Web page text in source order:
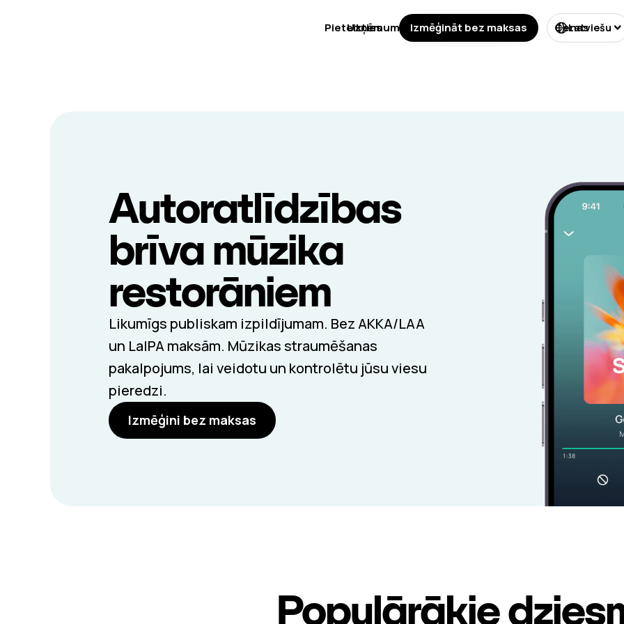
Autoratlīdzības
brīva mūzika
restorāniem
Likumīgs publiskam izpildījumam. Bez AKKA/LAA
un LaIPA maksām. Mūzikas straumēšanas
pakalpojums, lai veidotu un kontrolētu jūsu viesu
pieredzi.
Izmēģini bez maksas
Populārākie
Uzņēmumu veidi Licencēšana Cenas
Pieteikties Izmēģināt bez maksas Latviešu